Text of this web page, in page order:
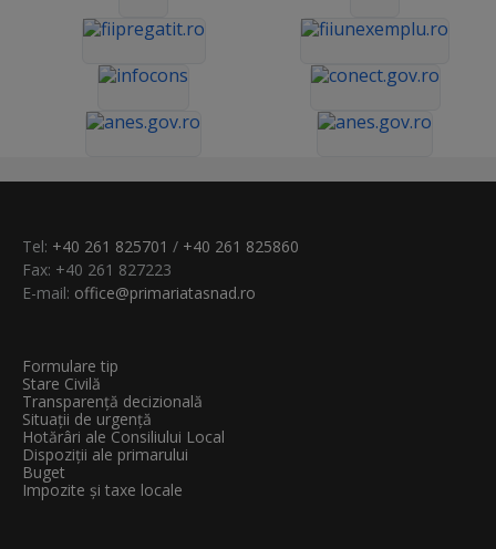
Tel: +40 261 825701 / +40 261 825860
Fax: +40 261 827223
E-mail: office@primariatasnad.ro
Formulare tip
Stare Civilă
Transparenţă decizională
Situații de urgență
Hotărâri ale Consiliului Local
Dispoziții ale primarului
Buget
Impozite și taxe locale